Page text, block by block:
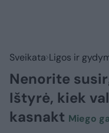
Sveikata Ligos ir
Nenorite
Ištyrė, kiek
kasnakt Miego